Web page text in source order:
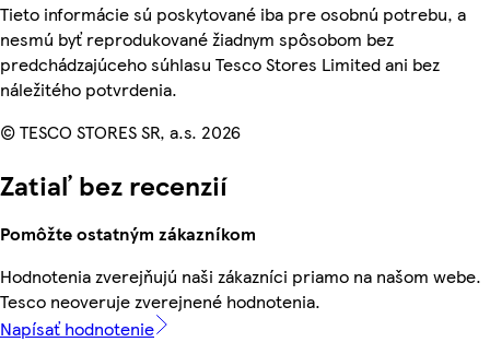
Tieto informácie sú poskytované iba pre osobnú potrebu, a
nesmú byť reprodukované žiadnym spôsobom bez
predchádzajúceho súhlasu Tesco Stores Limited ani bez
náležitého potvrdenia.
© TESCO STORES SR, a.s. 2026
Zatiaľ bez recenzií
Pomôžte ostatným zákazníkom
Hodnotenia zverejňujú naši zákazníci priamo na našom webe.
Tesco neoveruje zverejnené hodnotenia.
Napísať hodnotenie